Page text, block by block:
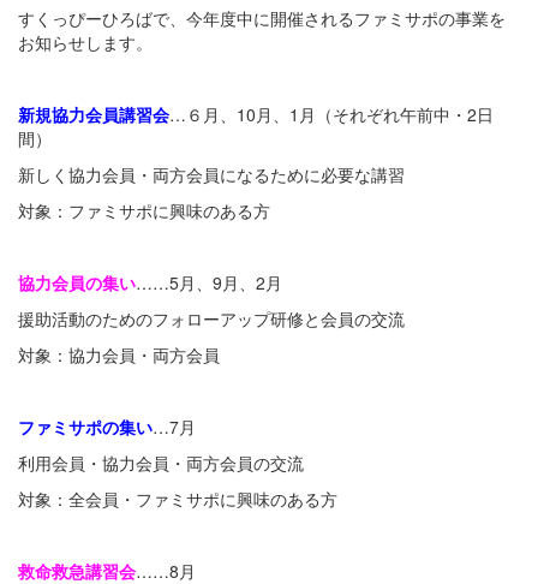
すくっぴーひろばで、今年度中に開催されるファミサポの事業を
お知らせします。
新規協力会員講習会…６月、10月、1月（それぞれ午前中・2日
間）
新しく協力会員・両方会員になるために必要な講習
対象：ファミサポに興味のある方
協力会員の集い……5月、9月、2月
援助活動のためのフォローアップ研修と会員の交流
対象：協力会員・両方会員
ファミサポの集い…7月
利用会員・協力会員・両方会員の交流
対象：全会員・ファミサポに興味のある方
救命救急講習会……8月